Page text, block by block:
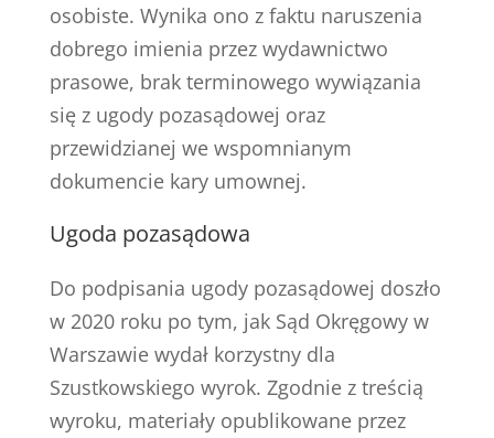
osobiste. Wynika ono z faktu naruszenia
dobrego imienia przez wydawnictwo
prasowe, brak terminowego wywiązania
się z ugody pozasądowej oraz
przewidzianej we wspomnianym
dokumencie kary umownej.
Ugoda pozasądowa
Do podpisania ugody pozasądowej doszło
w 2020 roku po tym, jak Sąd Okręgowy w
Warszawie wydał korzystny dla
Szustkowskiego wyrok. Zgodnie z treścią
wyroku, materiały opublikowane przez